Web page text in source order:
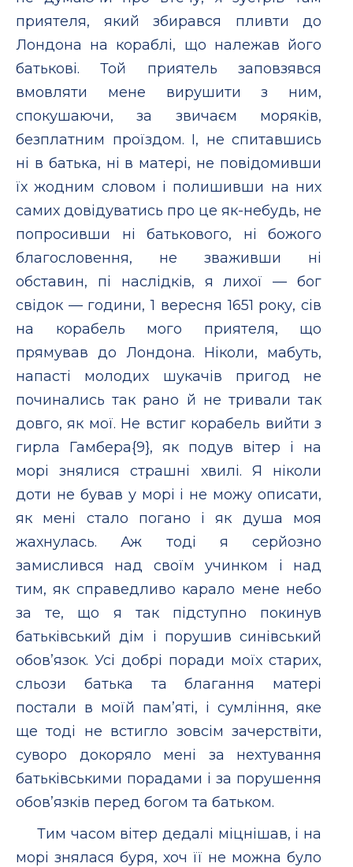
приятеля, який збирався пливти до
Лондона на кораблі, що належав його
батькові. Той приятель заповзявся
вмовляти мене вирушити з ним,
спокушаючи, за звичаєм моряків,
безплатним проїздом. І, не спитавшись
ні в батька, ні в матері, не повідомивши
їх жодним словом і полишивши на них
самих довідуватись про це як-небудь, не
попросивши ні батькового, ні божого
благословення, не зваживши ні
обставин, пі наслідків, я лихої — бог
свідок — години, 1 вересня 1651 року, сів
на корабель мого приятеля, що
прямував до Лондона. Ніколи, мабуть,
напасті молодих шукачів пригод не
починались так рано й не тривали так
довго, як мої. Не встиг корабель вийти з
гирла Гамбера{9}, як подув вітер і на
морі знялися страшні хвилі. Я ніколи
доти не бував у морі і не можу описати,
як мені стало погано і як душа моя
жахнулась. Аж тоді я серйозно
замислився над своїм учинком і над
тим, як справедливо карало мене небо
за те, що я так підступно покинув
батьківський дім і порушив синівський
обов’язок. Усі добрі поради моїх старих,
сльози батька та благання матері
постали в моїй пам’яті, і сумління, яке
ще тоді не встигло зовсім зачерствіти,
суворо докоряло мені за нехтування
батьківськими порадами і за порушення
обов’язків перед богом та батьком.
Тим часом вітер дедалі міцнішав, і на
морі знялася буря, хоч її не можна було